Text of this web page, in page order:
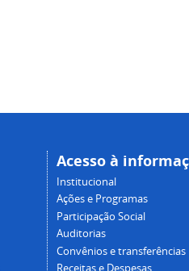
Acesso à
Institucional
Ações e Programas
Participação Social
Auditorias
Convênios e transferências
Receitas e Despesas